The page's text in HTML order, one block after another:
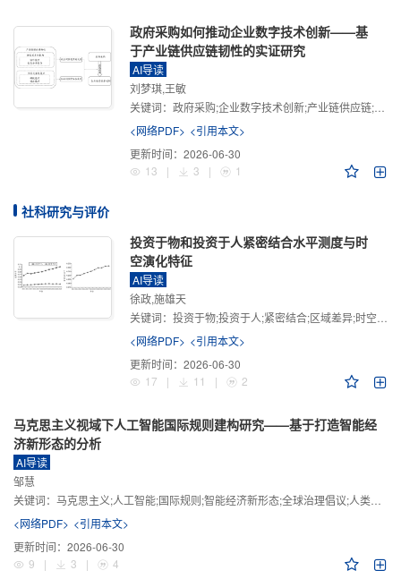
政府采购如何推动企业数字技术创新——基
于产业链供应链韧性的实证研究
AI导读
刘梦琪,王敏
关键词： 政府采购;企业数字技术创新;产业链供应链;产业链供应链韧性;需求侧财政政策
<网络PDF> <引用本文>
更新时间： 2026-06-30
13
| 3 | 1
社科研究与评价
投资于物和投资于人紧密结合水平测度与时
空演化特征
AI导读
徐政,施雄天
关键词： 投资于物;投资于人;紧密结合;区域差异;时空演化
<网络PDF> <引用本文>
更新时间： 2026-06-30
17
| 11 | 2
马克思主义视域下人工智能国际规则建构研究——基于打造智能经
济新形态的分析
AI导读
邹慧
关键词： 马克思主义;人工智能;国际规则;智能经济新形态;全球治理倡议;人类命运共同体
<网络PDF> <引用本文>
更新时间： 2026-06-30
9
| 3 | 4